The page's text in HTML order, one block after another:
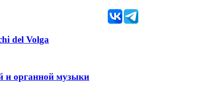
del Volga
и органной музыки